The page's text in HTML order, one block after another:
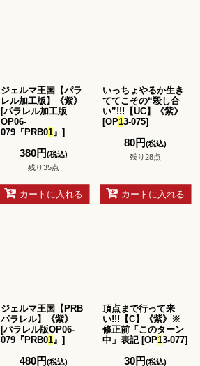
ジェルマ王国【パラ
レル加工版】《紫》
[パラレル加工版
OP06-
079『PRB01』 ]
380円(税込)
残り35点
カートに入れる
いっちょやるか生き
ててこその“殺し合
い”!!!【UC】《紫》
[OP13-075]
80円(税込)
残り28点
カートに入れる
ジェルマ王国【PRB
パラレル】《紫》
[パラレル版OP06-
079『PRB01』 ]
480円(税込)
頂点まで行って来
い!!!【C】《紫》※
修正前「このターン
中」表記 [OP13-077]
30円(税込)